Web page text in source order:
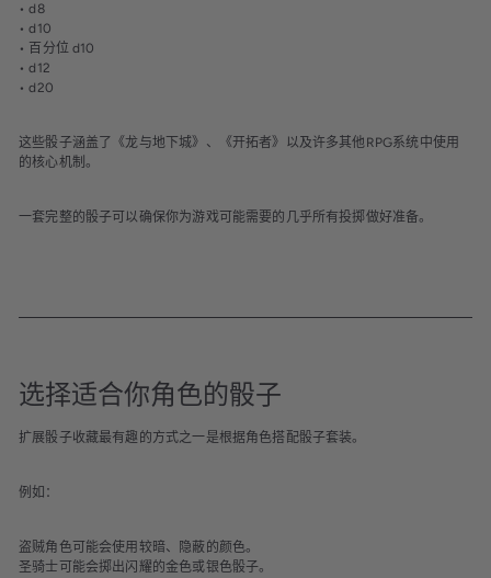
• d8
• d10
• 百分位 d10
• d12
• d20
这些骰子涵盖了《龙与地下城》、《开拓者》以及许多其他RPG系统中使用
的核心机制。
一套完整的骰子可以确保你为游戏可能需要的几乎所有投掷做好准备。
选择适合你角色的骰子
扩展骰子收藏最有趣的方式之一是根据角色搭配骰子套装。
例如：
盗贼角色可能会使用较暗、隐蔽的颜色。
圣骑士可能会掷出闪耀的金色或银色骰子。